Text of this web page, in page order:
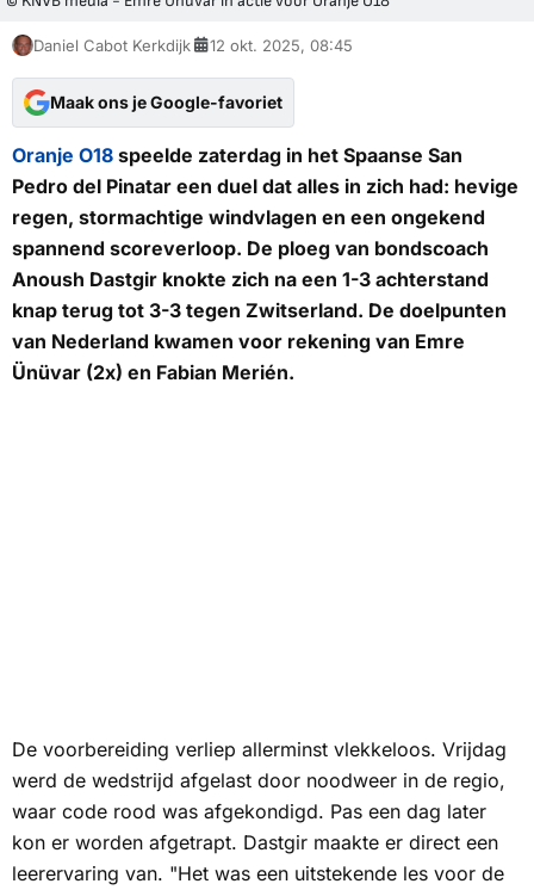
Daniel Cabot Kerkdijk 12 okt. 2025, 08:45
Maak ons je Google-favoriet
Oranje O18 speelde zaterdag in het Spaanse San
Pedro del Pinatar een duel dat alles in zich had: hevige
regen, stormachtige windvlagen en een ongekend
spannend scoreverloop. De ploeg van bondscoach
Anoush Dastgir knokte zich na een 1-3 achterstand
knap terug tot 3-3 tegen Zwitserland. De doelpunten
van Nederland kwamen voor rekening van Emre
Ünüvar (2x) en Fabian Merién.
De voorbereiding verliep allerminst vlekkeloos. Vrijdag
werd de wedstrijd afgelast door noodweer in de regio,
waar code rood was afgekondigd. Pas een dag later
kon er worden afgetrapt. Dastgir maakte er direct een
leerervaring van. "Het was een uitstekende les voor de